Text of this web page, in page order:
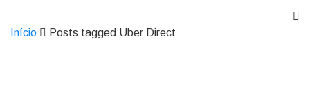
Início Posts tagged Uber Direct